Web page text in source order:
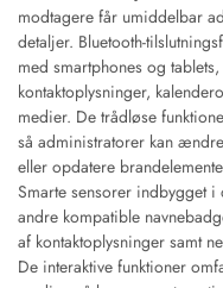
modtagere får umiddelbar
detaljer. Bluetooth-
med smartphones og
kontaktoplysninger,
medier. De trådløse
så administratorer kan
eller opdatere
Smarte sensorer indbygget
andre kompatible
af kontaktoplysninger samt
De interaktive funktioner